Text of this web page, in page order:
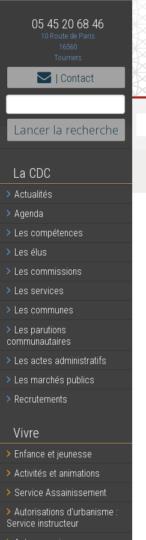
05 45 20 68 46
10 Route de Paris
16560
Tourriers
| Contact
La CDC
Actualités
Agenda
Les compétences
Les élus
Les commissions
Les services
Les communes
Les parutions
communautaires
Les actes administratifs
Les marchés publics
Recrutements
Vivre
Enfance et jeunesse
Activités et animations
Service Assainissement
Autorisations d’urbanisme :
Service instructeur